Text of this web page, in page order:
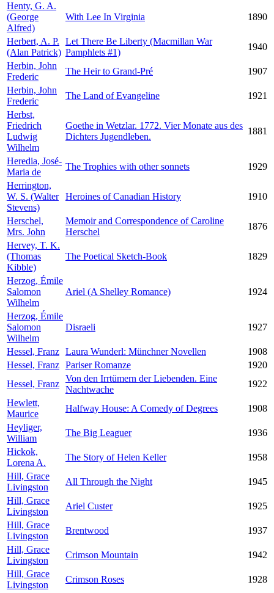
Henty, G. A.
(George
Alfred)
With Lee In Virginia 1890
Herbert, A. P.
(Alan Patrick)
Let There Be Liberty (Macmillan War
Pamphlets #1)
1940
Herbin, John
Frederic
The Heir to Grand-Pré
1907
Herbin, John
Frederic
The Land of Evangeline
1921
Herbst,
Friedrich
Ludwig
Wilhelm
Goethe in Wetzlar. 1772. Vier Monate aus des
Dichters Jugendleben.
1881
Heredia, José-
Maria de
The Trophies with other sonnets
1929
Herrington,
W. S. (Walter
Stevens)
Heroines of Canadian History 1910
Herschel,
Mrs. John
Memoir and Correspondence of Caroline
Herschel
1876
Hervey, T. K.
(Thomas
Kibble)
The Poetical Sketch-Book 1829
Herzog, Émile
Salomon
Wilhelm
Ariel (A Shelley Romance) 1924
Herzog, Émile
Salomon
Wilhelm
Disraeli 1927
Hessel, Franz Laura Wunderl: Münchner Novellen
1908
Hessel, Franz Pariser Romanze
1920
Hessel, Franz
Von den Irrtümern der Liebenden. Eine
Nachtwache
1922
Hewlett,
Maurice
Halfway House: A Comedy of Degrees
1908
Heyliger,
William
The Big Leaguer
1936
Hickok,
Lorena A.
The Story of Helen Keller
1958
Hill, Grace
Livingston
All Through the Night
1945
Hill, Grace
Livingston
Ariel Custer
1925
Hill, Grace
Livingston
Brentwood
1937
Hill, Grace
Livingston
Crimson Mountain
1942
Hill, Grace
Livingston
Crimson Roses
1928